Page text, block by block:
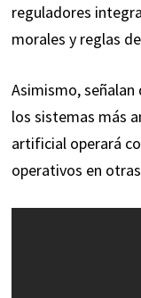
reguladores
morales y reglas
Asimismo,
los sistemas más
artificial operará
operativos en